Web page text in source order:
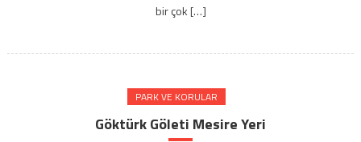
bir çok […]
PARK VE KORULAR
Göktürk Göleti Mesire Yeri